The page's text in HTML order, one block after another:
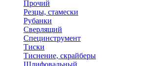
Прочий
Резцы, стамески
Рубанки
Сверлящий
Специнструмент
Тиски
Тиснение, скрайберы
Шлифовальный